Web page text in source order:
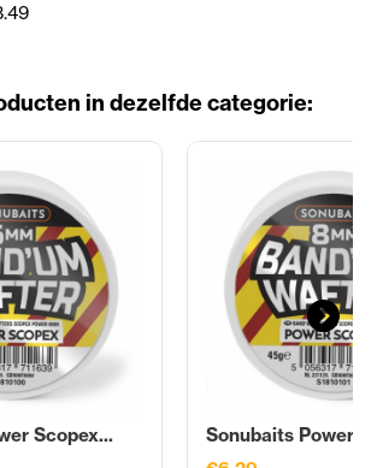
in dezelfde categorie:
Scopex...
Sonubaits Power